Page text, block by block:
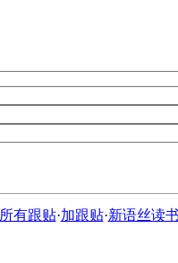
所有跟贴·加跟贴·新语丝读